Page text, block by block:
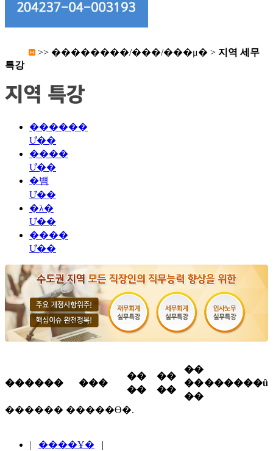
>> ��������/���/���μ� > 지역 세무
특강
������
Ư��
����
Ư��
�뱸
Ư��
�λ�
Ư��
����
Ư��
������ ���
��
��
��
��
��
��
��
������û
������ �����ϴ�.
| ����Ұ�
|